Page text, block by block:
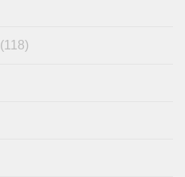
(118)